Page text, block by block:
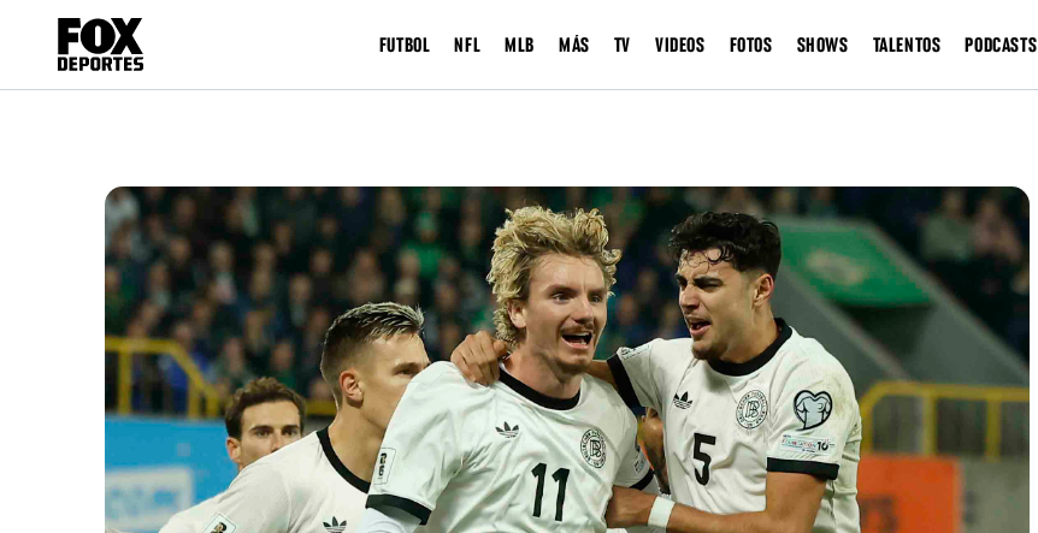
FUTBOL NFL MLB MÁS TV VIDEOS FOTOS SHOWS TALENTOS PODCASTS